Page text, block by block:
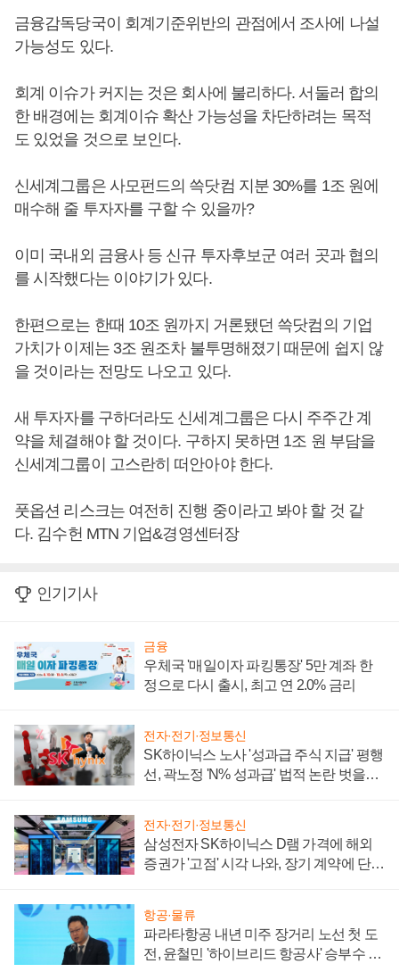
금융감독당국이 회계기준위반의 관점에서 조사에 나설
가능성도 있다.
회계 이슈가 커지는 것은 회사에 불리하다. 서둘러 합의
한 배경에는 회계이슈 확산 가능성을 차단하려는 목적
도 있었을 것으로 보인다.
신세계그룹은 사모펀드의 쓱닷컴 지분 30%를 1조 원에
매수해 줄 투자자를 구할 수 있을까?
이미 국내외 금융사 등 신규 투자후보군 여러 곳과 협의
를 시작했다는 이야기가 있다.
한편으로는 한때 10조 원까지 거론됐던 쓱닷컴의 기업
가치가 이제는 3조 원조차 불투명해졌기 때문에 쉽지 않
을 것이라는 전망도 나오고 있다.
새 투자자를 구하더라도 신세계그룹은 다시 주주간 계
약을 체결해야 할 것이다. 구하지 못하면 1조 원 부담을
신세계그룹이 고스란히 떠안아야 한다.
풋옵션 리스크는 여전히 진행 중이라고 봐야 할 것 같
다. 김수헌 MTN 기업&경영센터장
인기기사
금융
우체국 '매일이자 파킹통장' 5만 계좌 한
정으로 다시 출시, 최고 연 2.0% 금리
전자·전기·정보통신
SK하이닉스 노사 '성과급 주식 지급' 평행
선, 곽노정 'N% 성과급' 법적 논란 벗을지
전자·전기·정보통신
삼성전자 SK하이닉스 D램 가격에 해외
증권가 '고점' 시각 나와, 장기 계약에 단점
항공·물류
파라타항공 내년 미주 장거리 노선 첫 도
전, 윤철민 '하이브리드 항공사' 승부수 통